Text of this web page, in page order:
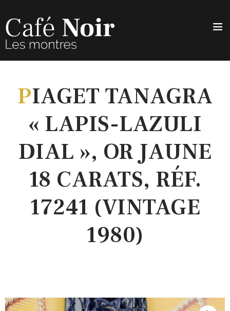
PIAGET TANAGRA
« LAPIS-LAZULI
DIAL », OR JAUNE
18 CARATS, RÉF.
17241 (VINTAGE
1980)